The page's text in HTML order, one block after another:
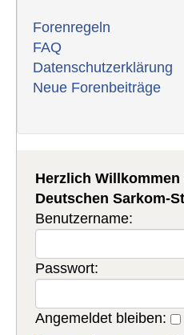
Forenregeln
FAQ
Datenschutzerklärung
Neue Forenbeiträge
Herzlich
Deutschen Sarkom-
Benutzername:
Passwort:
Angemeldet bleiben: